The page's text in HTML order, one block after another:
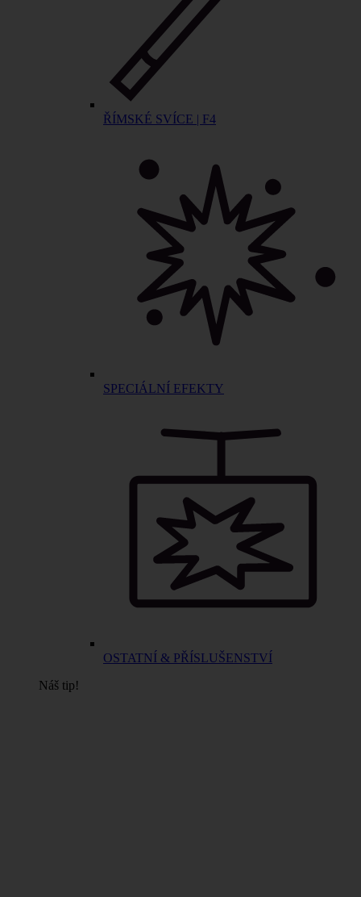
ŘÍMSKÉ SVÍCE | F4
SPECIÁLNÍ EFEKTY
OSTATNÍ & PŘÍSLUŠENSTVÍ
Náš tip!